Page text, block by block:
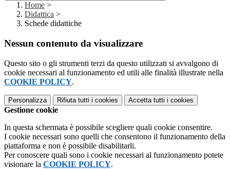
Home >
Didattica >
Schede didattiche
Nessun contenuto da visualizzare
Questo sito o gli strumenti terzi da questo utilizzati si avvalgono di
cookie necessari al funzionamento ed utili alle finalità illustrate nella
COOKIE POLICY.
Personalizza Rifiuta tutti i cookies Accetta tutti i cookies
Gestione cookie
In questa schermata è possibile scegliere quali cookie consentire.
I cookie necessari sono quelli che consentono il funzionamento della
piattaforma e non è possibile disabilitarli.
Per conoscere quali sono i cookie necessari al funzionamento potete
visionare la COOKIE POLICY.